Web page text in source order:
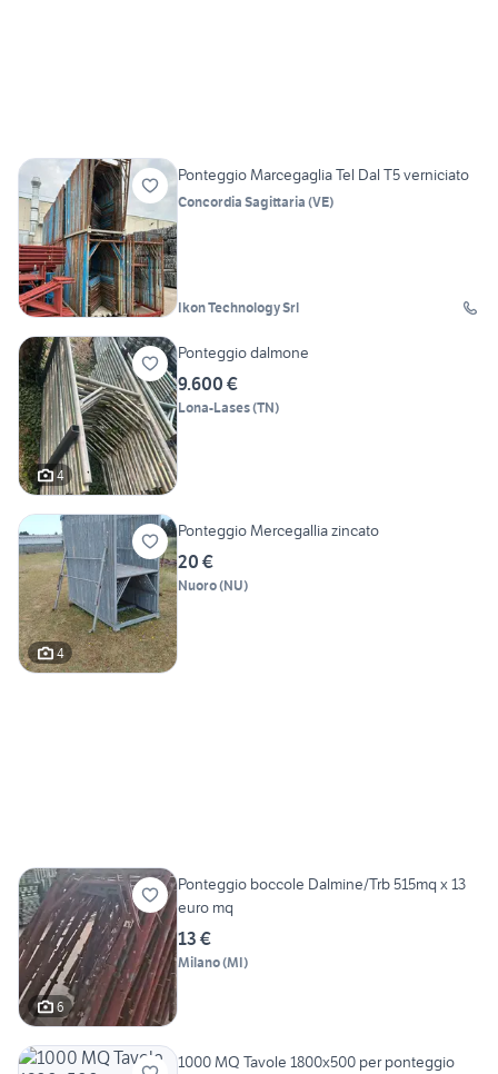
Ponteggio Marcegaglia Tel Dal T5 verniciato
Concordia Sagittaria (VE)
Ikon Technology Srl
4
Ponteggio dalmone
9.600 €
Lona-Lases(TN)
4
Ponteggio Mercegallia zincato
20 €
Nuoro(NU)
6
Ponteggio boccole Dalmine/Trb 515mq x 13
euro mq
13 €
Milano(MI)
1000 MQ Tavole 1800x500 per ponteggio